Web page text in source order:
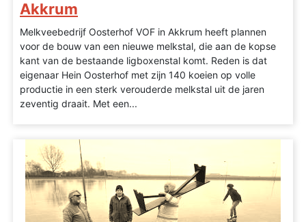
Akkrum
Melkveebedrijf Oosterhof VOF in Akkrum heeft plannen
voor de bouw van een nieuwe melkstal, die aan de kopse
kant van de bestaande ligboxenstal komt. Reden is dat
eigenaar Hein Oosterhof met zijn 140 koeien op volle
productie in een sterk verouderde melkstal uit de jaren
zeventig draait. Met een...